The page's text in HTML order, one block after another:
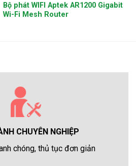
Bộ phát WIFI Aptek AR1200 Gigabit
Wi-Fi Mesh Router
CHUYÊN NGHIỆP
chóng, thủ tục đơn giản